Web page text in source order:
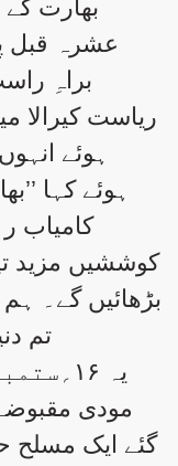
بھارت کے
عشرہ قبل
براہِ
ریاست کیرالا
ہوئے
ہوئے کہا
کامیاب
کوششیں مزید
بڑھائیں گے۔
تم
مودی
گئے ایک مسلح